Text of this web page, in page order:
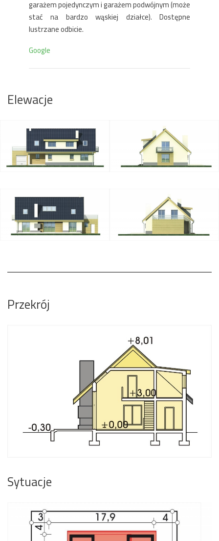
garażem pojedynczym i garażem podwójnym (może
stać na bardzo wąskiej działce). Dostępne
lustrzane odbicie.
Google
Elewacje
Przekrój
Sytuacje